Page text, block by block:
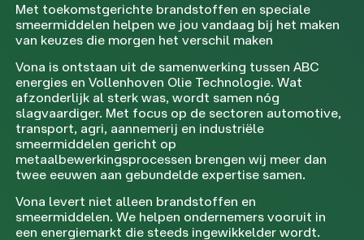
Met toekomstgerichte brandstoffen en speciale
smeermiddelen helpen we jou vandaag bij het maken
van keuzes die morgen het verschil maken
Vona is ontstaan uit de samenwerking tussen ABC
energies en Vollenhoven Olie Technologie. Wat
afzonderlijk al sterk was, wordt samen nóg
slagvaardiger. Met focus op de sectoren automotive,
transport, agri, aannemerij en industriële
smeermiddelen gericht op
metaalbewerkingsprocessen brengen wij meer dan
twee eeuwen aan gebundelde expertise samen.
Vona levert niet alleen brandstoffen en
smeermiddelen. We helpen ondernemers vooruit in
een energiemarkt die steeds ingewikkelder wordt.